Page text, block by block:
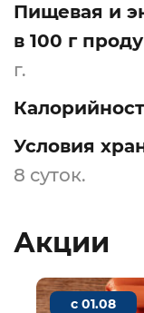
Пищевая и
в 100 г
г.
Условия
8 суток.
Акции
c 01.08